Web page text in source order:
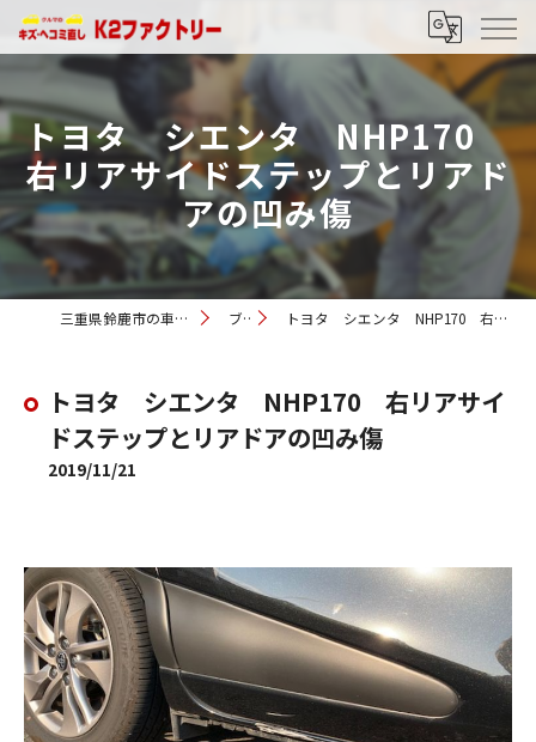
トヨタ シエンタ NHP170
右リアサイドステップとリアド
アの凹み傷
三重県鈴鹿市の車修理ならK2ファクトリー ブログ トヨタ シエンタ NHP170 右リアサイドステップとリアドアの凹み傷
トヨタ シエンタ NHP170 右リアサイ
ドステップとリアドアの凹み傷
2019/11/21